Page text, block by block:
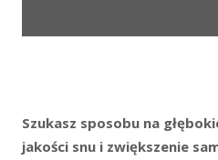
Szukasz sposobu na
jakości snu i zwiększenie